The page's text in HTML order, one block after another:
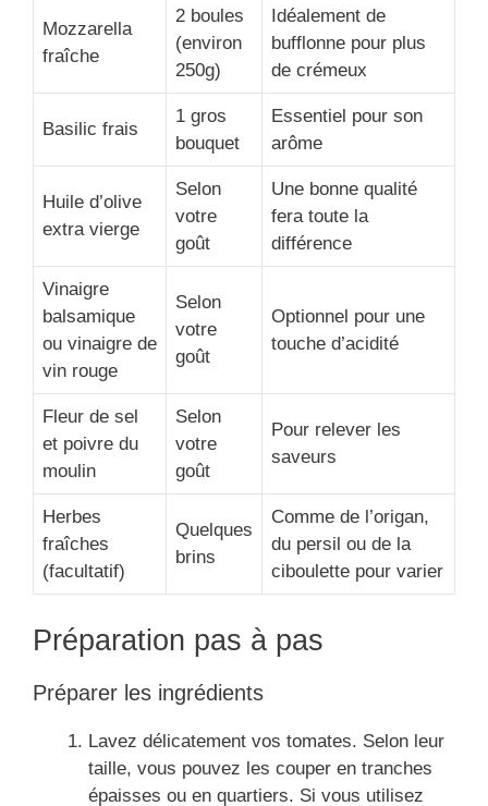
Mozzarella
fraîche
2 boules
(environ
250g)
Idéalement de
bufflonne pour plus
de crémeux
Basilic frais
1 gros
bouquet
Essentiel pour son
arôme
Huile d’olive
extra vierge
Selon
votre
goût
Une bonne qualité
fera toute la
différence
Vinaigre
balsamique
ou vinaigre de
vin rouge
Selon
votre
goût
Optionnel pour une
touche d’acidité
Fleur de sel
et poivre du
moulin
Selon
votre
goût
Pour relever les
saveurs
Herbes
fraîches
(facultatif)
Quelques
brins
Comme de l’origan,
du persil ou de la
ciboulette pour varier
Préparation pas à pas
Préparer les ingrédients
Lavez délicatement vos tomates. Selon leur
taille, vous pouvez les couper en tranches
épaisses ou en quartiers. Si vous utilisez